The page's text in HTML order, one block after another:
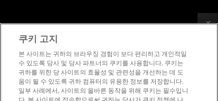
이사위원회
거버넌스 문서
SEC 신고서
상표
공급망 투명성
공정 및 공개 경쟁
영국 세금 전략
쿠키 정책
쿠키 고지
본 사이트는 귀하의 브라우징 경험이 보다 편리하고 개인적일
수 있도록 당사 및 당사 파트너의 쿠키를 사용합니다. 쿠키는
귀하를 위한 당 사이트의 효율성 및 관련성을 개선하는 데 도
움이 될 수 있도록 귀하 컴퓨터의 유용한 정보를 저장합니다.
일부 사례에서, 사이트의 올바른 동작을 위해 쿠키는 필수입니